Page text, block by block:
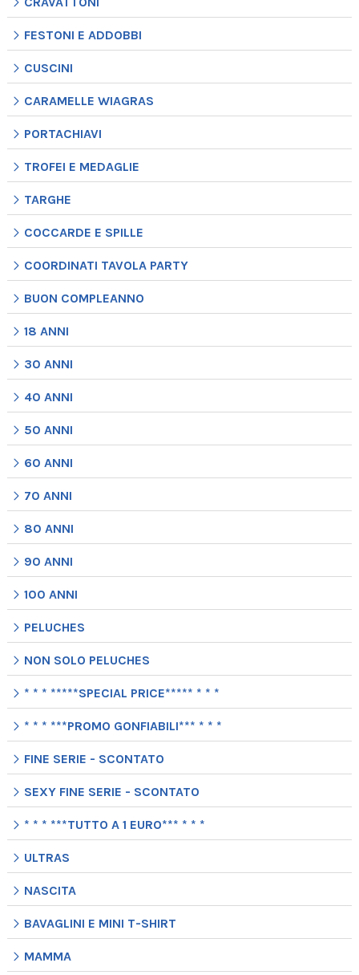
FESTONI E ADDOBBI
CUSCINI
CARAMELLE WIAGRAS
PORTACHIAVI
TROFEI E MEDAGLIE
TARGHE
COCCARDE E SPILLE
COORDINATI TAVOLA PARTY
BUON COMPLEANNO
18 ANNI
30 ANNI
40 ANNI
50 ANNI
60 ANNI
70 ANNI
80 ANNI
90 ANNI
100 ANNI
PELUCHES
NON SOLO PELUCHES
* * * *****SPECIAL PRICE***** * * *
* * * ***PROMO GONFIABILI*** * * *
FINE SERIE - SCONTATO
SEXY FINE SERIE - SCONTATO
* * * ***TUTTO A 1 EURO*** * * *
ULTRAS
NASCITA
BAVAGLINI E MINI T-SHIRT
MAMMA